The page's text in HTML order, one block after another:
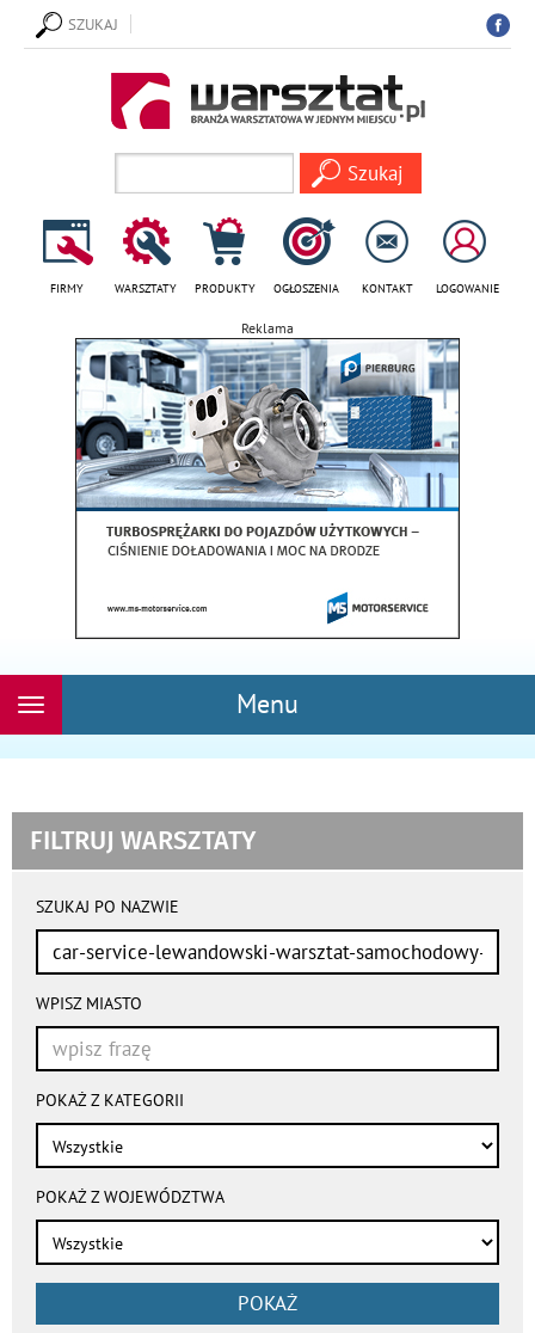
SZUKAJ
FIRMY WARSZTATY PRODUKTY OGŁOSZENIA KONTAKT LOGOWANIE
Reklama
Menu
Rozwiń
FILTRUJ WARSZTATY
wyszukiwania
automatycznie
SZUKAJ PO NAZWIE
WPISZ MIASTO
POKAŻ Z KATEGORII
POKAŻ Z WOJEWÓDZTWA
POKAŻ